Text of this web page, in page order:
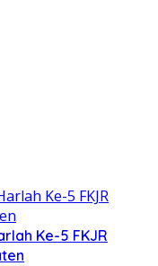
Ke-5 FKJR